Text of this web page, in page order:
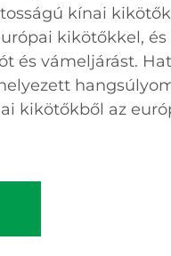
kínai
kikötőkkel, és
és vámeljárást.
kikötőkből az